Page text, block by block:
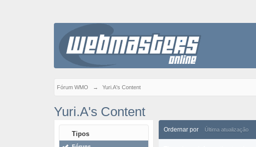
Fórum WMO → Yuri.A's Content
Yuri.A's Content
Tipos
Ordernar por Última atualização